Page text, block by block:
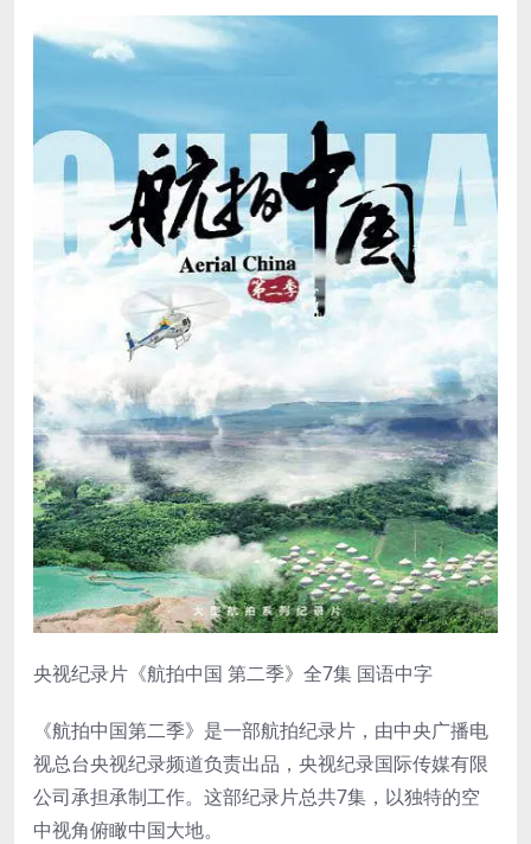
央视纪录片《航拍中国 第二季》全7集 国语中字
《航拍中国第二季》是一部航拍纪录片，由中央广播电
视总台央视纪录频道负责出品，央视纪录国际传媒有限
公司承担承制工作。这部纪录片总共7集，以独特的空
中视角俯瞰中国大地。